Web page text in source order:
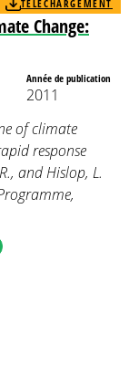
Change:
TÉLÉCHARGEMENT
Année de publication
2011
of climate
response
and Hislop, L.